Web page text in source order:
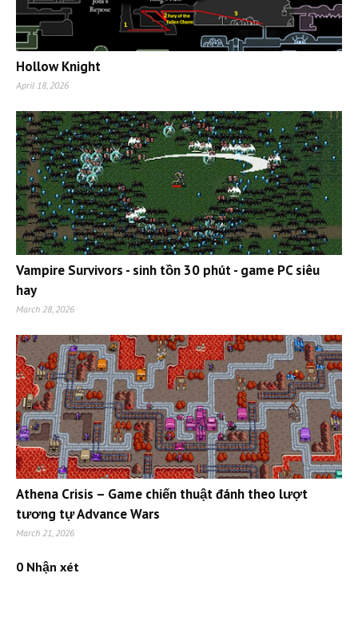
Hollow Knight
April 18, 2026
Vampire Survivors - sinh tồn 30 phút - game PC siêu
hay
March 28, 2026
Athena Crisis – Game chiến thuật đánh theo lượt
tương tự Advance Wars
March 21, 2026
0 Nhận xét